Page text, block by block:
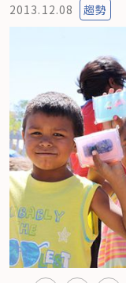
2013.12.08 趨勢